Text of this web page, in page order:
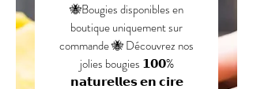
🐝Bougies disponibles en
boutique uniquement sur
commande 🐝 Découvrez nos
jolies bougies 𝟭𝟬𝟬%
𝗻𝗮𝘁𝘂𝗿𝗲𝗹𝗹𝗲𝘀 𝗲𝗻 𝗰𝗶𝗿𝗲